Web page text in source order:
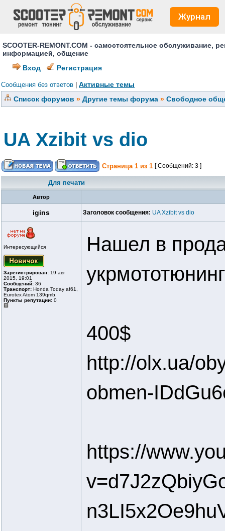
Журнал
SCOOTER-REMONT.COM - самостоятельное
информацией, общение
Вход
Регистрация
Сообщения без ответов
Активные темы
Список форумов » Другие темы форума » Свободное
UA Xzibit vs dio
Страница 1 из 1 [ Сообщений: 3 ]
Для печати
Автор
igins Заголовок сообщения: UA Xzibit vs dio
Интересующийся
Зарегистрирован: 19 авг
2015, 19:01
Сообщений: 36
Транспорт: Honda Today af61,
Eurotex Atom 139qmb.
Пункты репутации: 0
Нашел в
400$
http://olx.ua/
obmen-
https://